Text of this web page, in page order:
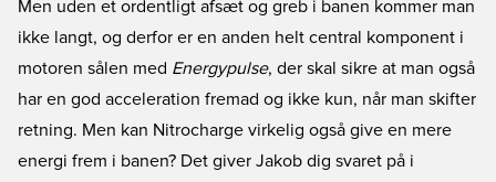
Men uden et ordentligt afsæt og greb i banen kommer man
ikke langt, og derfor er en anden helt central komponent i
motoren sålen med Energypulse, der skal sikre at man også
har en god acceleration fremad og ikke kun, når man skifter
retning. Men kan Nitrocharge virkelig også give en mere
energi frem i banen? Det giver Jakob dig svaret på i